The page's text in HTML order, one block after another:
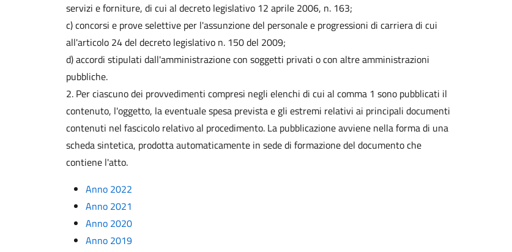
servizi e forniture, di cui al decreto legislativo 12 aprile 2006, n. 163;
c) concorsi e prove selettive per l'assunzione del personale e progressioni di carriera di cui
all'articolo 24 del decreto legislativo n. 150 del 2009;
d) accordi stipulati dall'amministrazione con soggetti privati o con altre amministrazioni
pubbliche.
2. Per ciascuno dei provvedimenti compresi negli elenchi di cui al comma 1 sono pubblicati il
contenuto, l'oggetto, la eventuale spesa prevista e gli estremi relativi ai principali documenti
contenuti nel fascicolo relativo al procedimento. La pubblicazione avviene nella forma di una
scheda sintetica, prodotta automaticamente in sede di formazione del documento che
contiene l'atto.
Anno 2022
Anno 2021
Anno 2020
Anno 2019